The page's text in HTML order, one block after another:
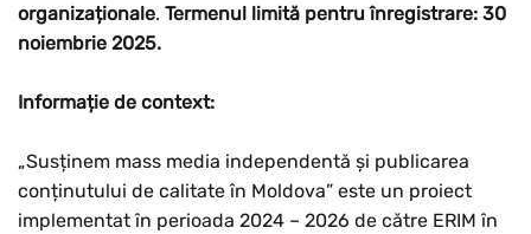
organizaționale. Termenul limită pentru înregistrare: 30
noiembrie 2025.
Informație de context:
„Susținem mass media independentă și publicarea
conținutului de calitate în Moldova” este un proiect
implementat în perioada 2024 – 2026 de către ERIM în